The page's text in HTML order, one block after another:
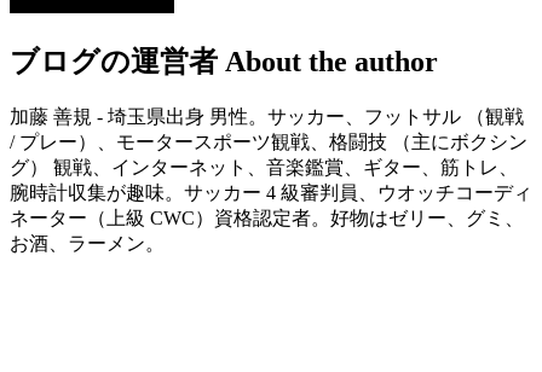
ブログの運営者 About the author
加藤 善規 - 埼玉県出身 男性。サッカー、フットサル （観戦
/ プレー）、モータースポーツ観戦、格闘技 （主にボクシン
グ） 観戦、インターネット、音楽鑑賞、ギター、筋トレ、
腕時計収集が趣味。サッカー 4 級審判員、ウオッチコーディ
ネーター（上級 CWC）資格認定者。好物はゼリー、グミ、
お酒、ラーメン。